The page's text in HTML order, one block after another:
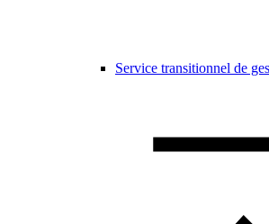
Service transitionnel de